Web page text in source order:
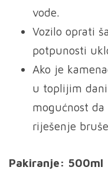
vode.
Vozilo oprati
potpunosti
Ako je
u toplijim
mogućnost
riješenje
Pakiranje: 500ml